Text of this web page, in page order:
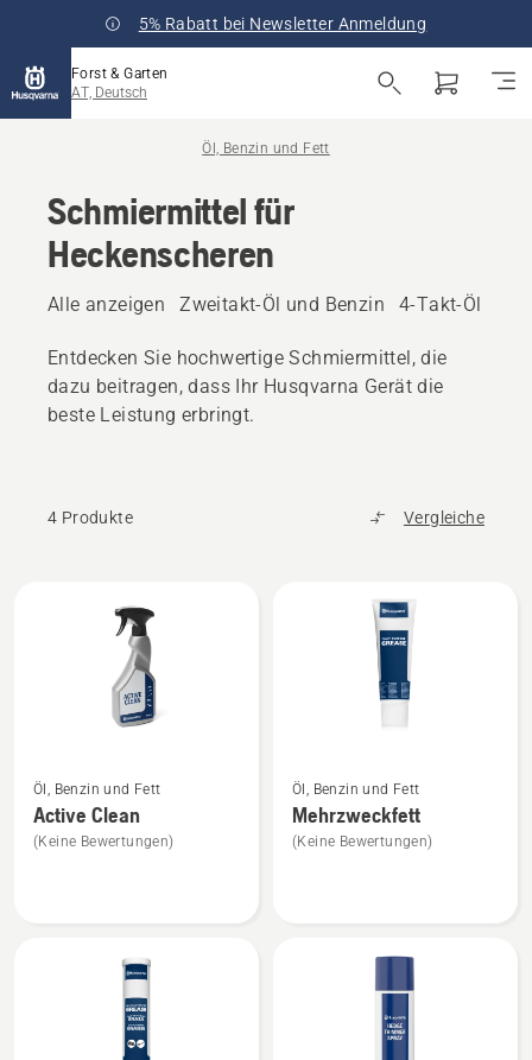
5% Rabatt bei Newsletter Anmeldung
Forst & Garten
AT, Deutsch
Öl, Benzin und Fett
Schmiermittel für
Heckenscheren
Alle anzeigen Zweitakt-Öl und Benzin 4-Takt-Öl und
Entdecken Sie hochwertige Schmiermittel, die
dazu beitragen, dass Ihr Husqvarna Gerät die
beste Leistung erbringt.
4 Produkte Vergleiche
Produkte
Details
zu
Active
Öl, Benzin und Fett
Active Clean
(Keine Bewertungen)
Details
zu
Mehrzweckfett
Öl, Benzin und Fett
Mehrzweckfett
(Keine Bewertungen)